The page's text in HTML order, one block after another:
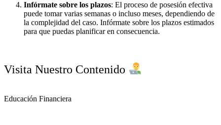
Infórmate sobre los plazos: El proceso de posesión efectiva
puede tomar varias semanas o incluso meses, dependiendo de
la complejidad del caso. Infórmate sobre los plazos estimados
para que puedas planificar en consecuencia.
Visita Nuestro Contenido
Educación Financiera